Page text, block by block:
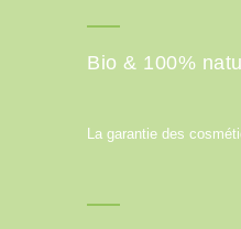
Bio & 100%
La garantie des